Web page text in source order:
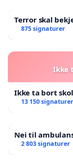
Terror skal
875 signaturer
Ikke
Ikke ta bort
13 150 signaturer
Nei til
2 803 signaturer